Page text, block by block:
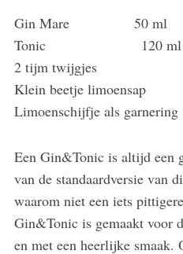
Gin Mare 50 ml
Tonic 120 ml
2 tijm twijgjes
Klein beetje limoensap
Limoenschijfje als garnering
Een Gin&Tonic is altijd een
van de standaardversie van
waarom niet een iets
Gin&Tonic is gemaakt voor
en met een heerlijke smaak.